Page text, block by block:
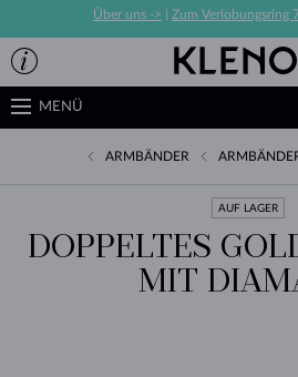
Über uns -> Zum Verlobungsring
MENÜ
ARMBÄNDER
AUF LAGER
DOPPELTES
MIT